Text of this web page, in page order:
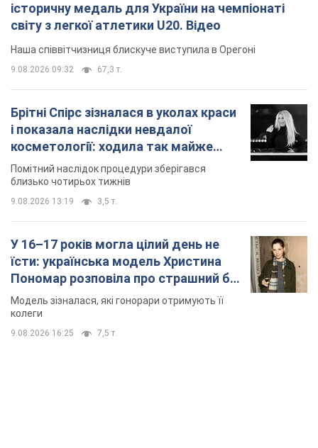
історичну медаль для України на чемпіонаті
світу з легкої атлетики U20. Відео
Наша співвітчизниця блискуче виступила в Орегоні
9.08.2026 09:32 67,3 т.
Брітні Спірс зізналася в уколах краси
і показала наслідки невдалої
косметології: ходила так майже
місяць
Помітний наслідок процедури зберігався
близько чотирьох тижнів
9.08.2026 13:19 3,5 т.
У 16–17 років могла цілий день не
їсти: українська модель Христина
Пономар розповіла про страшний бік
модельної кар’єри
Модель зізналася, які гонорари отримують її
колеги
9.08.2026 16:25 7,5 т.